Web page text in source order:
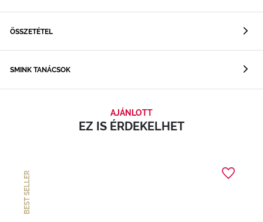
ÖSSZETÉTEL
SMINK TANÁCSOK
AJÁNLOTT
EZ IS ÉRDEKELHET
BEST SELLER